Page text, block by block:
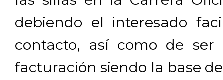
debiendo el interesado
contacto, así como de ser
facturación siendo la base